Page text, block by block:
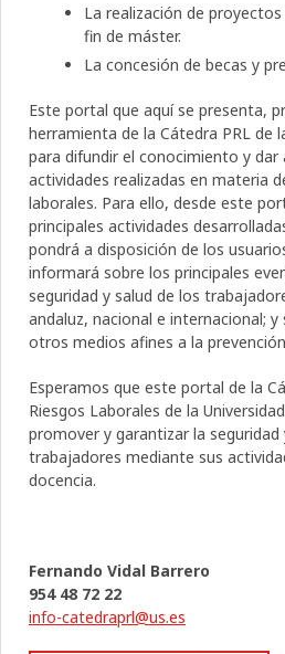
La realización de
fin de máster.
La concesión de becas y
Este portal que aquí se presenta,
herramienta de la Cátedra PRL de
para difundir el conocimiento y dar
actividades realizadas en materia
laborales. Para ello, desde este
principales actividades
pondrá a disposición de los
informará sobre los principales
seguridad y salud de los
andaluz, nacional e internacional;
otros medios afines a la
Esperamos que este portal de la
Riesgos Laborales de la
promover y garantizar la seguridad
trabajadores mediante sus
docencia.
Fernando Vidal Barrero
954 48 72 22
info-catedraprl@us.es